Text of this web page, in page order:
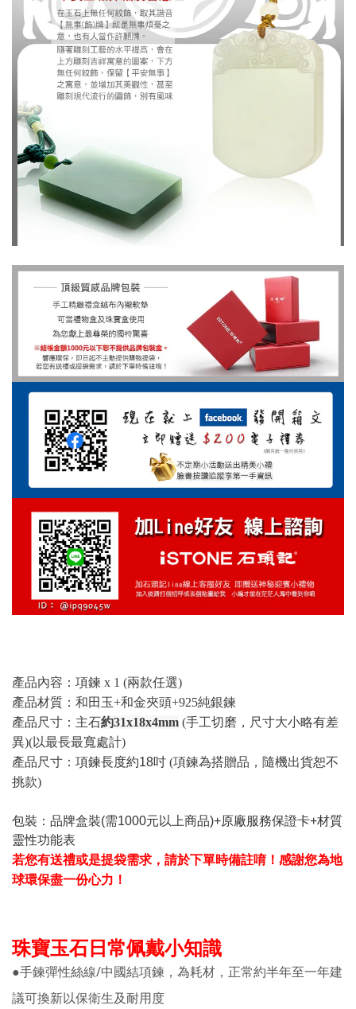
產品內容：項鍊 x 1 (兩款任選)
產品材質：和田玉+和金夾頭+925純銀鍊
產品尺寸：主石約31x18x4mm (手工切磨，尺寸大小略有差
異)(以最長最寬處計)
產品尺寸： 項鍊長度約18吋 (項鍊為搭贈品，隨機出貨恕不
挑款)
包裝：品牌盒裝(需1000元以上商品)+原廠服務保證卡+材質
靈性功能表
若您有送禮或是提袋需求，請於下單時備註唷！感謝您為地
球環保盡一份心力！
珠寶玉石日常佩戴小知識
●手鍊彈性絲線/中國結項鍊，為耗材，正常約半年至一年建
議可換新以保衛生及耐用度